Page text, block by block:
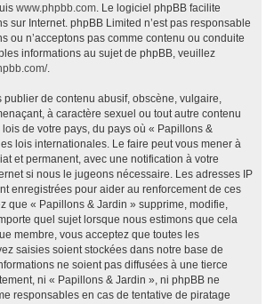
www.phpbb.com. Le logiciel phpBB facilite
sur Internet. phpBB Limited n’est pas responsable
ou n’acceptons pas comme contenu ou conduite
informations au sujet de phpBB, veuillez
.
publier de contenu abusif, obscène, vulgaire,
à caractère sexuel ou tout autre contenu
de votre pays, du pays où « Papillons &
lois internationales. Le faire peut vous mener à
et permanent, avec une notification à votre
si nous le jugeons nécessaire. Les adresses IP
enregistrées pour aider au renforcement de ces
que « Papillons & Jardin » supprime, modifie,
quel sujet lorsque nous estimons que cela
membre, vous acceptez que toutes les
saisies soient stockées dans notre base de
ne soient pas diffusées à une tierce
ni « Papillons & Jardin », ni phpBB ne
responsables en cas de tentative de piratage